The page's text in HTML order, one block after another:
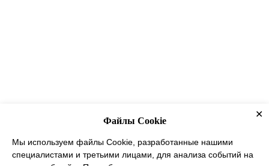
Файлы Cookie
Мы используем файлы Cookie, разработанные нашими
специалистами и третьими лицами, для анализа событий на
✕